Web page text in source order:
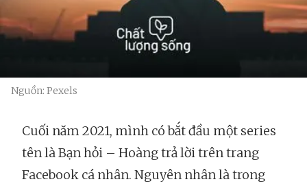
Nguồn: Pexels
Cuối năm 2021, mình có bắt đầu một series
tên là Bạn hỏi – Hoàng trả lời trên trang
Facebook cá nhân. Nguyên nhân là trong